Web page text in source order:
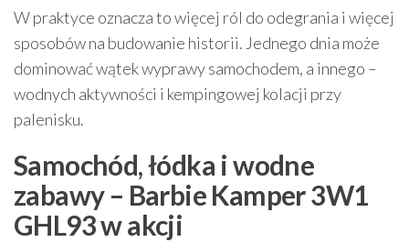
W praktyce oznacza to więcej ról do odegrania i więcej
sposobów na budowanie historii. Jednego dnia może
dominować wątek wyprawy samochodem, a innego –
wodnych aktywności i kempingowej kolacji przy
palenisku.
Samochód, łódka i wodne
zabawy – Barbie Kamper 3W1
GHL93 w akcji